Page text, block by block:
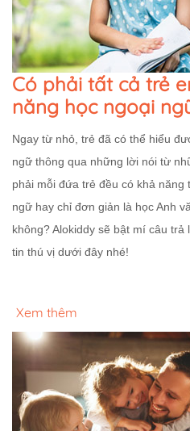
Có phải tất cả trẻ
năng học ngoại
Ngay từ nhỏ, trẻ đã có thể hiểu
ngữ thông qua những lời nói từ
phải mỗi đứa trẻ đều có khả năng
ngữ hay chỉ đơn giản là học Anh
không? Alokiddy sẽ bật mí câu
tin thú vị dưới đây nhé!
Xem thêm